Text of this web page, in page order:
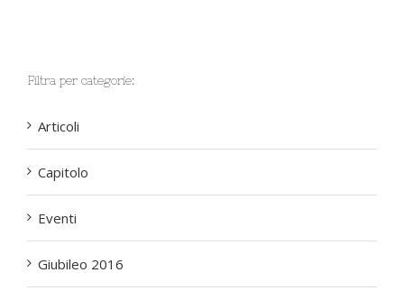
Filtra per categorie:
Articoli
Capitolo
Eventi
Giubileo 2016